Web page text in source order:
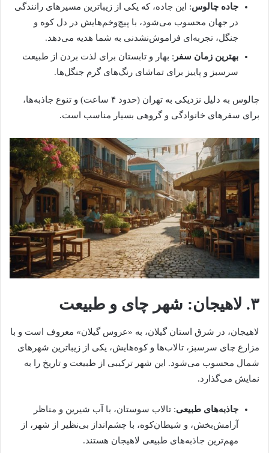
جاده چالوس: این جاده، که یکی از زیباترین مسیرهای رانندگی
در جهان محسوب می‌شود، با پیچ‌وخم‌هایش در دل کوه و
جنگل، تجربه‌ای فراموش‌نشدنی به شما هدیه می‌دهد.
بهترین زمان سفر : بهار و تابستان برای لذت بردن از طبیعت
سرسبز و پاییز برای تماشای رنگ‌های گرم جنگل‌ها.
چالوس به دلیل نزدیکی به تهران (حدود ۴ ساعت) و تنوع جاذبه‌ها،
برای سفرهای خانوادگی و گروهی بسیار مناسب است.
۳. لاهیجان: شهر چای و طبیعت
لاهیجان، در شرق استان گیلان، به «عروس گیلان» معروف است و با
مزارع چای سرسبز، تالاب‌ها و کوه‌هایش، یکی از زیباترین شهرهای
شمال محسوب می‌شود. این شهر ترکیبی از طبیعت و تاریخ را به
نمایش می‌گذارد.
جاذبه‌های طبیعی: تالاب سوستان، با آب شیرین و مناظر
آرامش‌بخش، و شیطان‌کوه، با چشم‌انداز بی‌نظیر از شهر، از
مهم‌ترین جاذبه‌های طبیعی لاهیجان هستند.